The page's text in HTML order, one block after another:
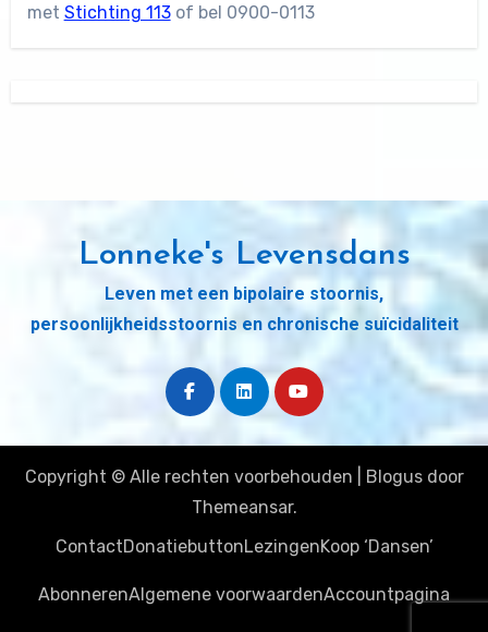
met Stichting 113of bel 0900-0113
Lonneke's Levensdans
Leven met een bipolaire stoornis,
persoonlijkheidsstoornis en chronische suïcidaliteit
Copyright © Alle rechten voorbehouden Blogusdoor
Themeansar.
ContactDonatiebuttonLezingenKoop ‘Dansen’
AbonnerenAlgemene voorwaardenAccountpagina